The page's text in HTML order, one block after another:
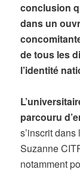
conclusion
dans un
de tous les
l’identité
parcouru
s’inscrit
Suzanne
notamment